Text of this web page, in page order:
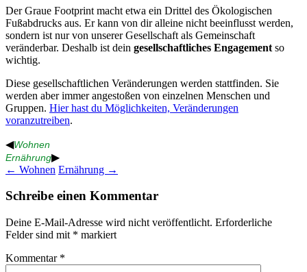
Der Graue Footprint macht etwa ein Drittel des Ökologischen
Fußabdrucks aus. Er kann von dir alleine nicht beeinflusst werden,
sondern ist nur von unserer Gesellschaft als Gemeinschaft
veränderbar. Deshalb ist dein gesellschaftliches Engagement so
wichtig.
Diese gesellschaftlichen Veränderungen werden stattfinden. Sie
werden aber immer angestoßen von einzelnen Menschen und
Gruppen. Hier hast du Möglichkeiten, Veränderungen
voranzutreiben.
◀Wohnen
Ernährung▶
Beitragsnavigation
← Wohnen Ernährung →
Schreibe einen Kommentar
Deine E-Mail-Adresse wird nicht veröffentlicht. Erforderliche
Felder sind mit * markiert
Kommentar *